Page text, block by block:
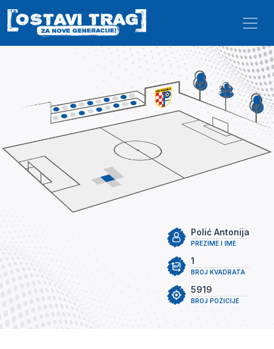
Skip to main content
PREZIME I IME
Polić Antonija
BROJ KVADRATA
1
BROJ POZICIJE
5919